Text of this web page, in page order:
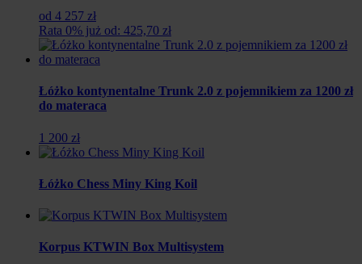
od 4 257 zł
Rata 0% już od: 425,70 zł
Łóżko kontynentalne Trunk 2.0 z pojemnikiem za 1200 zł
do materaca
1 200 zł
Łóżko Chess Miny King Koil
Korpus KTWIN Box Multisystem